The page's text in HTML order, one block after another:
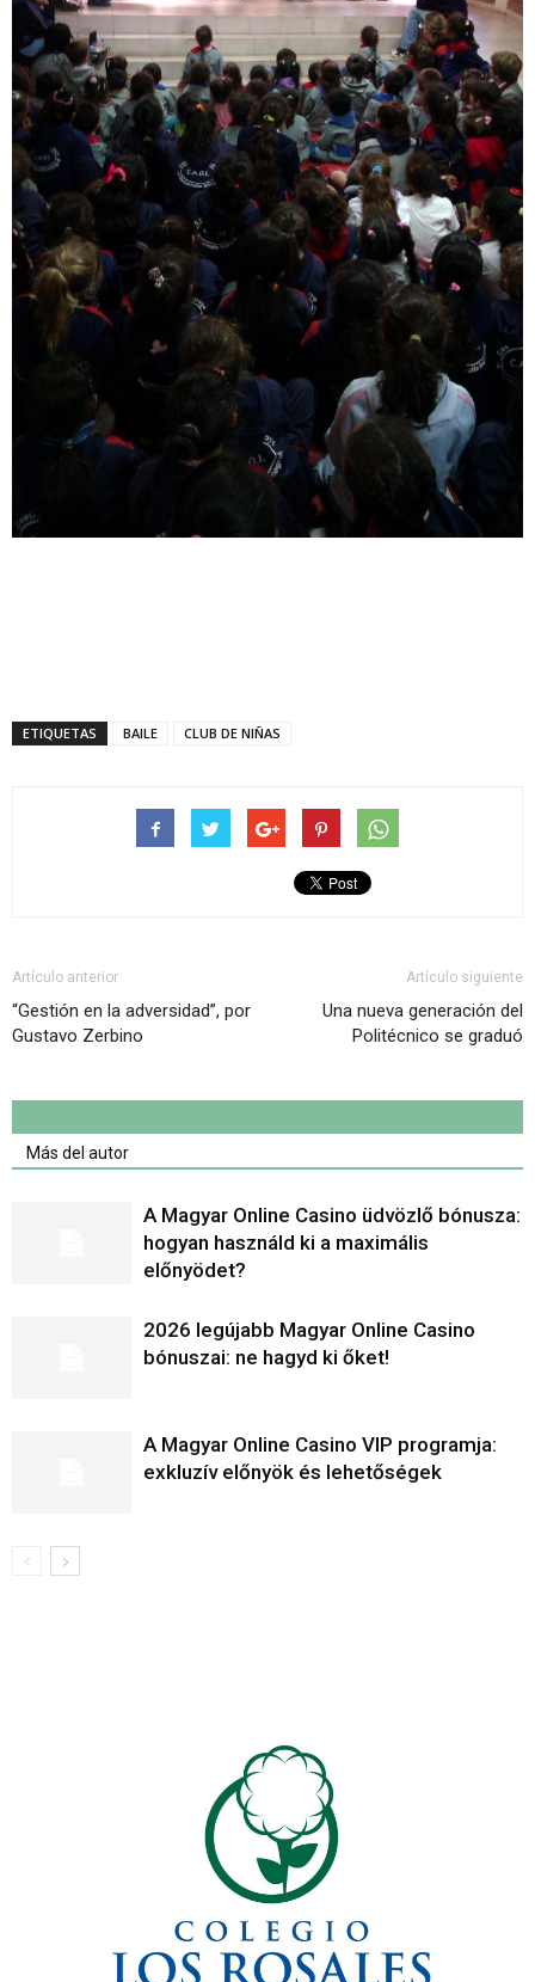
ETIQUETAS BAILE CLUB DE NIÑAS
Artículo anterior
“Gestión en la adversidad”, por
Gustavo Zerbino
Artículo siguiente
Una nueva generación del
Politécnico se graduó
Más del autor
A Magyar Online Casino üdvözlő bónusza:
hogyan használd ki a maximális
előnyödet?
2026 legújabb Magyar Online Casino
bónuszai: ne hagyd ki őket!
A Magyar Online Casino VIP programja:
exkluzív előnyök és lehetőségek